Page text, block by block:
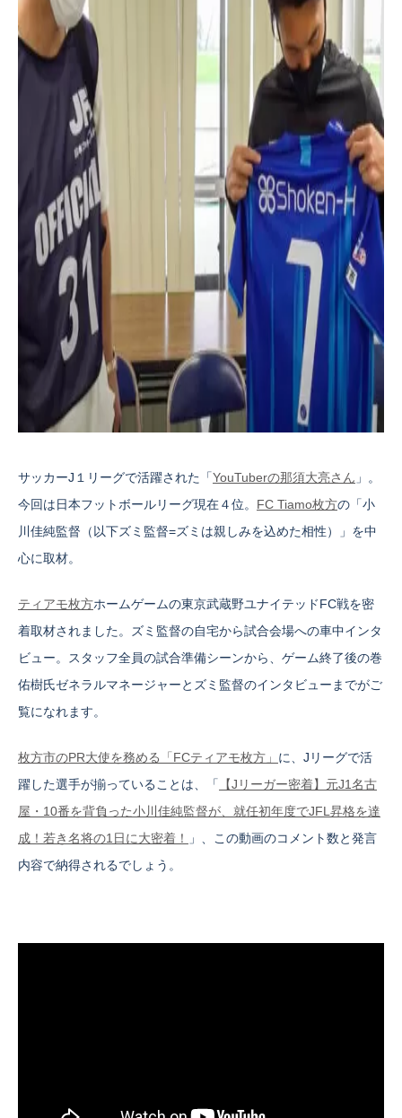
サッカーJ１リーグで活躍された「YouTuberの那須大亮さん 」。
今回は日本フットボールリーグ現在４位。 FC Tiamo枚方の「小
川佳純監督（以下ズミ監督=ズミは親しみを込めた相性）」を中
心に取材。
ティアモ枚方ホームゲームの東京武蔵野ユナイテッドFC戦を密
着取材されました。ズミ監督の自宅から試合会場への車中インタ
ビュー。スタッフ全員の試合準備シーンから、ゲーム終了後の巻
佑樹氏ゼネラルマネージャーとズミ監督のインタビューまでがご
覧になれます。
枚方市のPR大使を務める「FCティアモ枚方」 に、Jリーグで活
躍した選手が揃っていることは、「
【Jリーガー密着】元J1名古
屋・10番を背負った小川佳純監督が、就任初年度でJFL昇格を達
成！若き名将の1日に大密着！
」、この動画のコメント数と発言
内容で納得されるでしょう。